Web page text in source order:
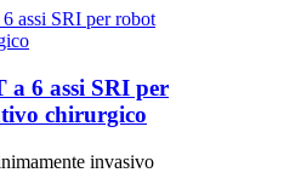
a 6 assi SRI per
chirurgico
invasivo